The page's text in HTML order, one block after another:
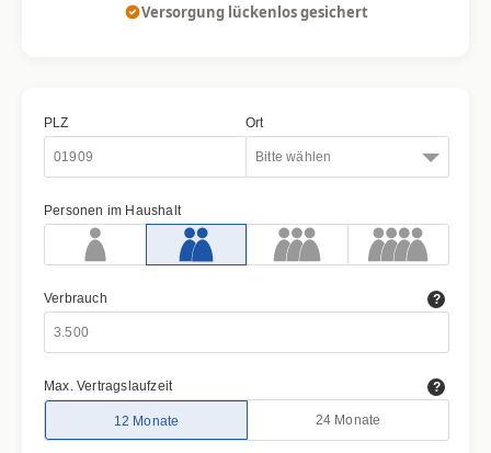
Versorgung lückenlos gesichert